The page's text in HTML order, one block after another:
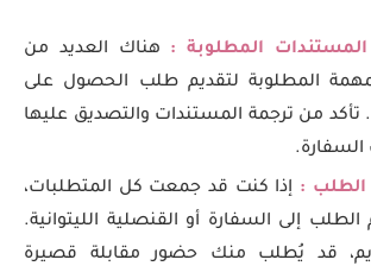
المطلوبة : هناك العديد من
المطلوبة لتقديم طلب الحصول على
تأكد من ترجمة المستندات والتصديق عليها
السفارة.
الطلب : إذا كنت قد جمعت كل المتطلبات،
إلى السفارة أو القنصلية الليتوانية.
قد يُطلب منك حضور مقابلة قصيرة